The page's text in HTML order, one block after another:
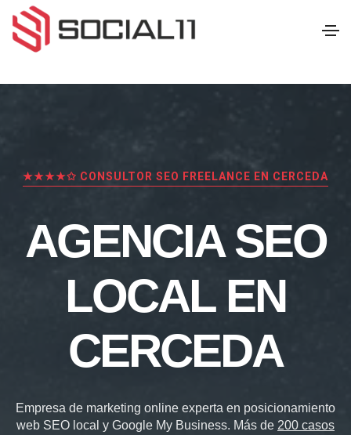
★★★★✩ CONSULTOR SEO FREELANCE EN CERCEDA
AGENCIA SEO
LOCAL EN
CERCEDA
Empresa de marketing online experta en posicionamiento
web SEO local y Google My Business. Más de 200 casos